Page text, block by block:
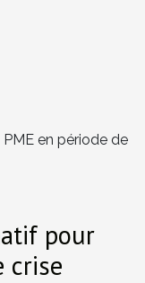
en période de
pour
crise